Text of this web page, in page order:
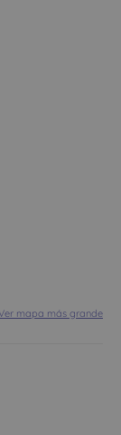
mapa más grande